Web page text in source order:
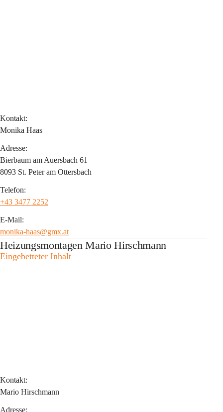
Kontakt:
Monika Haas
Adresse:
Bierbaum am Auersbach 61
8093 St. Peter am Ottersbach
Telefon:
+43 3477 2252
E-Mail:
monika-haas@gmx.at
Heizungsmontagen Mario Hirschmann
Eingebetteter Inhalt
Kontakt:
Mario Hirschmann
Adresse: